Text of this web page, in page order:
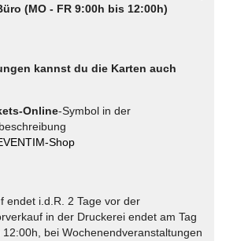
(MO - FR 9:00h bis 12:00h)
kannst du die Karten auch
Online-Symbol in der
Shop
endet i.d.R. 2 Tage vor der
in der Druckerei endet am Tag
bei Wochenendveranstaltungen